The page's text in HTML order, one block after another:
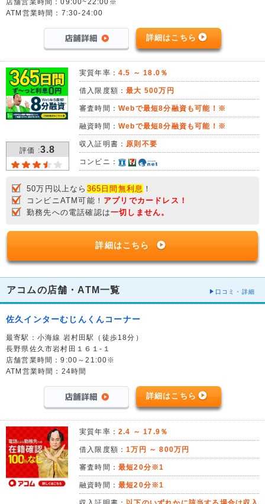
店舗営業時間：09:00~22:00※
ATM営業時間：7:30-24:00
詳細はこちら
評価 :3.8
実質年率： 4.5 ～ 18.0％
借入限度額：最大 500万円
審査時間： Webで最短8分融資も可能！※
融資時間： Webで最短8分融資も可能！※
収入証明書： 原則不要
コンビニ：
50万円以上なら 365日間無利息 ！
コンビニATM可能！ アプリでカードレス！
勤務先への電話確認は一切しません。
詳細はこちら
アコムの店舗・ATM一覧 口コミ・詳細
佐久インターむじんくんコーナー
最寄駅：小海線 岩村田駅（徒歩18分）
長野県佐久市岩村田１６１-１
店舗営業時間：9:00～21:00※
ATM営業時間：24時間
詳細はこちら
実質年率： 2.4 ～ 17.9％
借入限度額：1万円 ～ 800万円
審査時間： 最短20分※1
融資時間： 最短20分※1